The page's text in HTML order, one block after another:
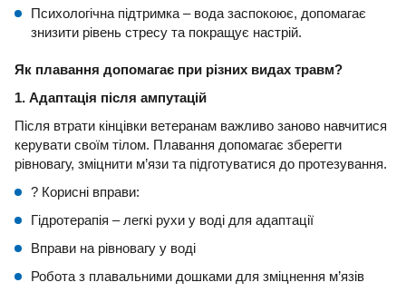
Психологічна підтримка – вода заспокоює, допомагає
знизити рівень стресу та покращує настрій.
Як плавання допомагає при різних видах травм?
1. Адаптація після ампутацій
Після втрати кінцівки ветеранам важливо заново навчитися
керувати своїм тілом. Плавання допомагає зберегти
рівновагу, зміцнити м’язи та підготуватися до протезування.
? Корисні вправи:
Гідротерапія – легкі рухи у воді для адаптації
Вправи на рівновагу у воді
Робота з плавальними дошками для зміцнення м’язів